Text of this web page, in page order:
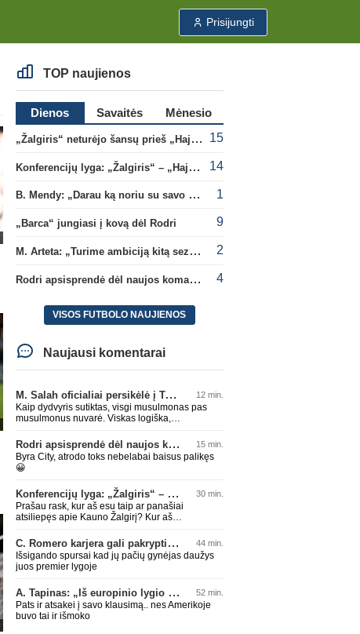
Prisijungti
TOP naujienos
Dienos Savaitės
Mėnesio
„Žalgiris“ neturėjo šansų prieš „Hajduk“
15
Konferencijų lyga: „Žalgiris“ – „Hajduk“ (rungtynės tiesiogiai) 14
B. Mendy: „Darau ką noriu su savo pasaulio čempionato titulu“ 1
„Barca“ jungiasi į kovą dėl Rodri 9
M. Arteta: „Turime ambiciją kitą sezoną kovoti dėl visų titulų“ 2
Rodri apsisprendė dėl naujos komandos 4
VISOS FUTBOLO NAUJIENOS
Naujausi komentarai
M. Salah oficialiai persikėlė į Turkijos ekipą „Trabzonspor“ 12 min.
Kaip dydvyris sutiktas, visgi musulmonas pas
musulmonus nuvarė. Viskas logiška,
Rodri apsisprendė dėl naujos komandos 15 min.
Byra City, atrodo toks nebelabai baisus palikęs
😀
Konferencijų lyga: „Žalgiris“ – „Hajduk“ (rungtynės tiesiogiai) 30 min.
Prašau rask, kur aš esu taip ar panašiai
atsiliepęs apie Kauno Žalgirį? Kur aš
kur esu jį "spyriu" pavadinęs? Niekur, tai
neskleisk erezijų.
C. Romero karjera gali pakrypti į Ispaniją 44 min.
Išsigando spursai kad jų pačių gynėjas daužys
juos premier lygoje
A. Tapinas: „Iš europinio lygio komandos gavom gerų pamokų“ 52 min.
Pats ir atsakei į savo klausimą.. nes Amerikoje
buvo tai ir išmoko